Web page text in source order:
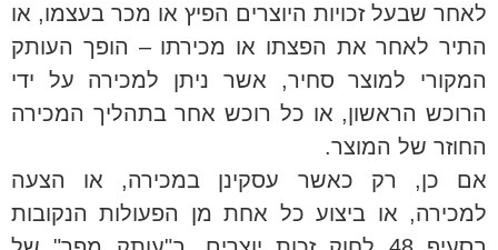
לאחר שבעל זכויות היוצרים הפיץ או מכר בעצמו, או
התיר לאחר את הפצתו או מכירתו – הופך העותק
המקורי למוצר סחיר, אשר ניתן למכירה על ידי
הרוכש הראשון, או כל רוכש אחר בתהליך המכירה
החוזר של המוצר.
אם כן, רק כאשר עסקינן במכירה, או הצעה
למכירה, או ביצוע כל אחת מן הפעולות הנקובות